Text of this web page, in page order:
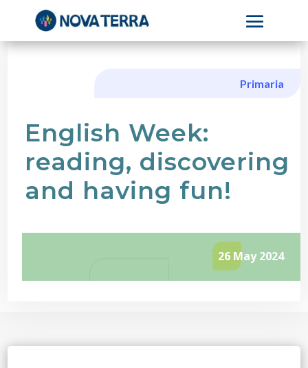
Primaria
English Week:
reading, discovering
and having fun!
26 May 2024